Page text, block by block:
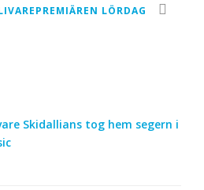
LÖRDAG
Skidallians tog hem segern i